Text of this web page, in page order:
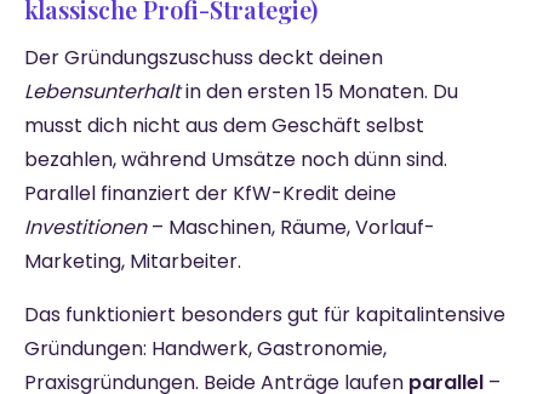
klassische Profi-Strategie)
Der Gründungszuschuss deckt deinen
Lebensunterhaltin den ersten 15 Monaten. Du
musst dich nicht aus dem Geschäft selbst
bezahlen, während Umsätze noch dünn sind.
Parallel finanziert der KfW-Kredit deine
Investitionen– Maschinen, Räume, Vorlauf-
Marketing, Mitarbeiter.
Das funktioniert besonders gut für kapitalintensive
Gründungen: Handwerk, Gastronomie,
Praxisgründungen. Beide Anträge laufen parallel –